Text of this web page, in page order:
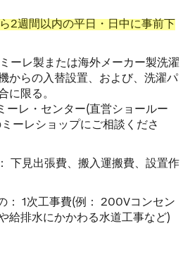
2週間以内の平日・日中に事前下
ーレ製または海外メーカー製洗濯
からの入替設置、および、洗濯パ
に限る。
ーレ・センター(直営ショールー
ーレショップにご相談くださ
下見出張費、搬入運搬費、設置作
： 1次工事費(例： 200Vコンセン
給排水にかかわる水道工事など)